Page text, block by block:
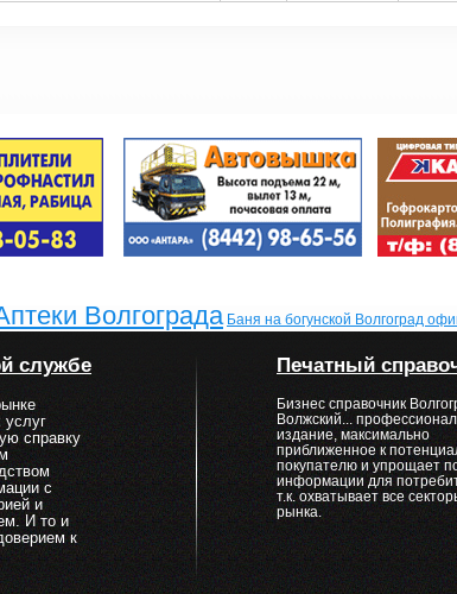
Волгограда Баня на богунской Волгоград
службе
справку
с
и
И то и
к
Печатный
Бизнес справочник
Волжский...
издание, максимально
приближенное к
покупателю и упрощает
информации для
т.к. охватывает все
рынка.